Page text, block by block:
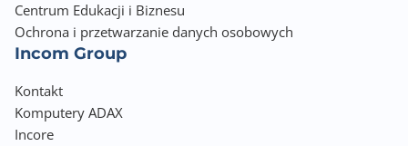
Centrum Edukacji i Biznesu
Ochrona i przetwarzanie danych osobowych
Incom Group
Kontakt
Komputery ADAX
Incore